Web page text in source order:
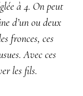
à 4. On peut
d’un ou deux
fronces, ces
Avec ces
les fils.